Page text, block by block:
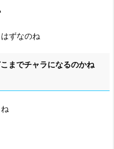
ずなのね
までチャラになるのかね